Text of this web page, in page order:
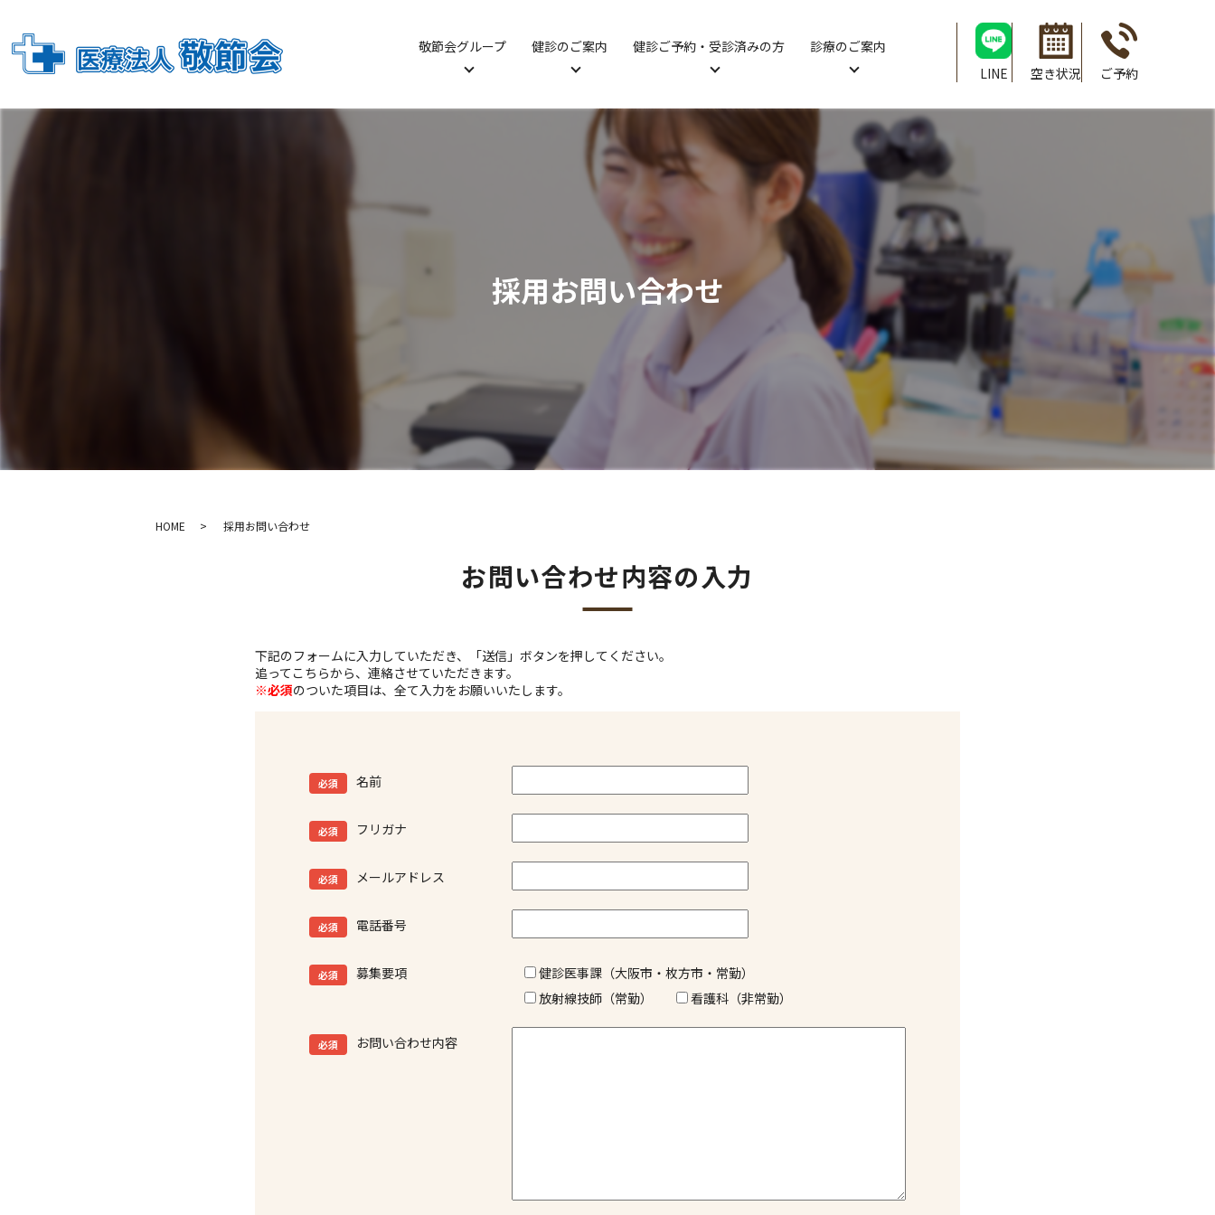
LINE 空き状況 ご予約
敬節会グループ 健診のご案内 健診ご予約・受診済みの方 診療のご案内
採用お問い合わせ
HOME 採用お問い合わせ
お問い合わせ内容の入力
下記のフォームに入力していただき、「送信」ボタンを押してください。
追ってこちらから、連絡させていただきます。
※必須のついた項目は、全て入力をお願いいたします。
必須 名前
必須 フリガナ
必須 メールアドレス
必須 電話番号
必須 募集要項
健診医事課（大阪市・枚方市・常勤）
放射線技師（常勤）
看護科（非常勤）
必須 お問い合わせ内容